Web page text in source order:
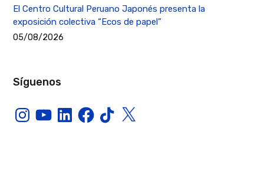
El Centro Cultural Peruano Japonés presenta la
exposición colectiva “Ecos de papel”
05/08/2026
Síguenos
InstagramYouTubeLinkedInFacebook
TikTokX